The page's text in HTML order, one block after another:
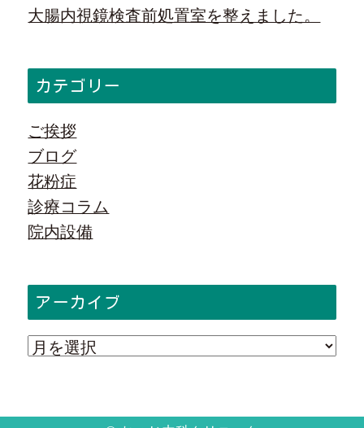
大腸内視鏡検査前処置室を整えました。
カテゴリー
ご挨拶
ブログ
花粉症
診療コラム
院内設備
アーカイブ
ア
イ